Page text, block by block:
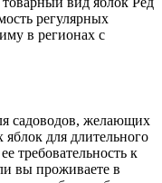
регулярных
в регионах с
садоводов, желающих
для длительного
требовательность к
вы проживаете в